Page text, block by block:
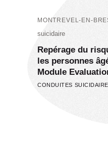
MONTREVEL-EN-
suicidaire
Repérage du
les personnes
Module
CONDUITES